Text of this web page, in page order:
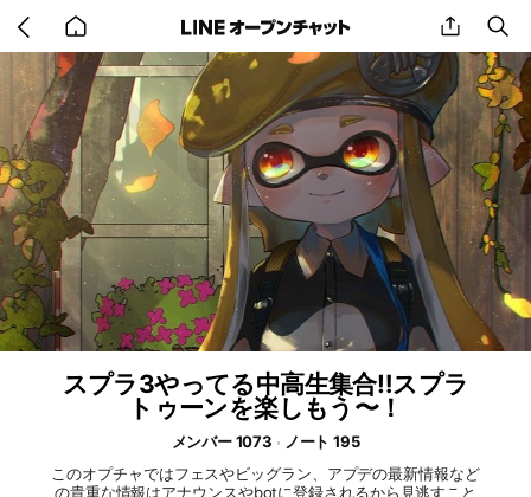
back
to
home
share
スプラ3やってる中高生集合‼︎スプラ
トゥーンを楽しもう〜！
メンバー 1073
ノート 195
このオプチャではフェスやビッグラン、アプデの最新情報など
の貴重な情報はアナウンスやbotに登録されるから見逃すこと